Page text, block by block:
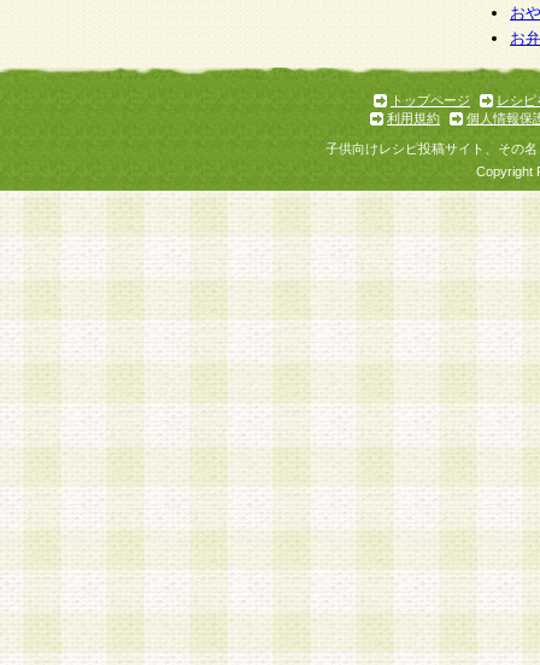
お
お
トップページ
レシピ
利用規約
個人情報保
子供向けレシピ投稿サイト、その
Copyright